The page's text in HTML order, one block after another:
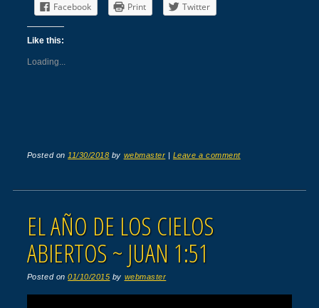
Facebook Print Twitter
Like this:
Loading...
Posted on 11/30/2018 by webmaster | Leave a comment
EL AÑO DE LOS CIELOS
ABIERTOS ~ JUAN 1:51
Posted on01/10/2015 by webmaster